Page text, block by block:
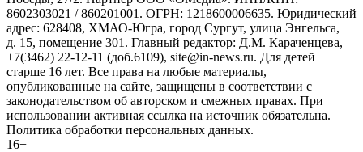
8602303021 / 860201001. ОГРН: 1218600006635. Юридический
адрес: 628408, ХМАО-Югра, город Сургут, улица Энгельса,
д. 15, помещение 301. Главный редактор: Д.М. Караченцева,
+7(3462) 22-12-11 (доб.6109), site@in-news.ru. Для детей
старше 16 лет. Все права на любые материалы,
опубликованные на сайте, защищены в соответствии с
законодательством об авторском и смежных правах. При
использовании активная ссылка на источник обязательна.
Политика обработки персональных данных.
16+